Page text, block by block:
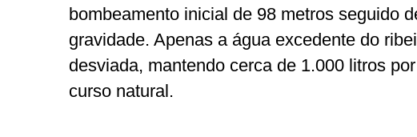
bombeamento inicial de 98 metros seguido
gravidade. Apenas a água excedente do
desviada, mantendo cerca de 1.000 litros
curso natural.